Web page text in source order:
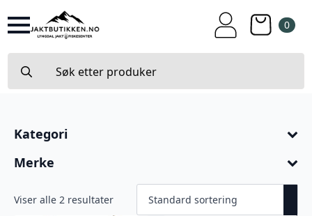
0
for:
Kategori
Merke
Viser alle 2 resultater